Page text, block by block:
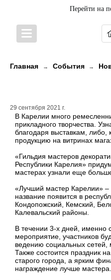
Перейти на
Главная → События →
29 сентября 2021 г.
В Карелии много
прикладного творчества.
благодаря выставкам, либо,
продукцию на витринах
«Гильдия мастеров
Республики Карелия»
мастерах узнали еще
«Лучший мастер Карелии» –
название появится в
Кондопожский, Кемский,
Калевальский районы.
В течении 3-х дней, именно
мероприятие, участников
ведению социальных сетей,
Также состоится праздник
старого города, а ярким
награждение лучше мастера.